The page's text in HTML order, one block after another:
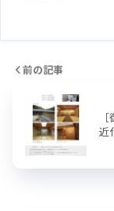
前の記事
近